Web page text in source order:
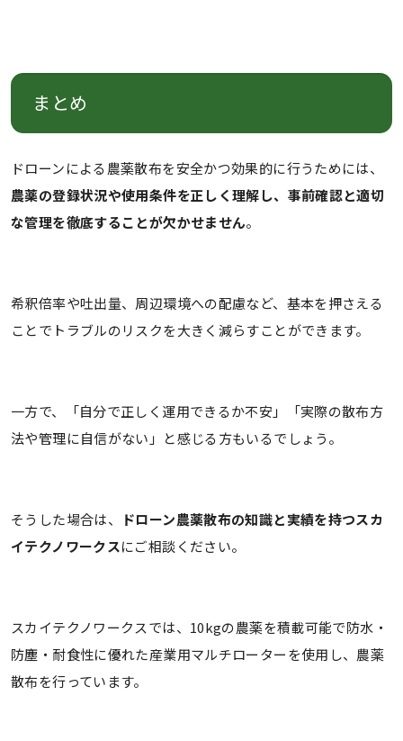
まとめ
ドローンによる農薬散布を安全かつ効果的に行うためには、
農薬の登録状況や使用条件を正しく理解し、事前確認と適切
な管理を徹底することが欠かせません。
希釈倍率や吐出量、周辺環境への配慮など、基本を押さえる
ことでトラブルのリスクを大きく減らすことができます。
一方で、「自分で正しく運用できるか不安」「実際の散布方
法や管理に自信がない」と感じる方もいるでしょう。
そうした場合は、
ドローン農薬散布の知識と実績を持つスカ
イテクノワークスにご相談ください。
スカイテクノワークスでは、10kgの農薬を積載可能で防水・
防塵・耐食性に優れた産業用マルチローターを使用し、農薬
散布を行っています。